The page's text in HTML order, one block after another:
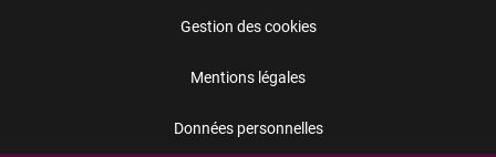
Gestion des cookies
Mentions légales
Données personnelles